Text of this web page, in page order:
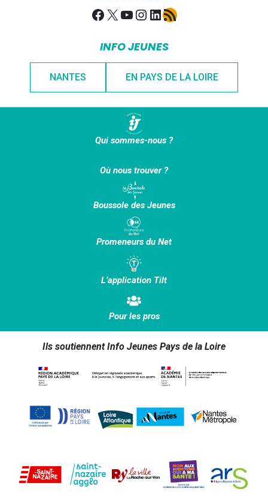
Facebook
X YouTube
Instagram
LinkedIn
Flux RSS
INFO JEUNES
NANTES EN PAYS DE LA LOIRE
Qui sommes-nous ?
Où nous trouver ?
Boussole des Jeunes
Promeneurs du Net
L’application Tilt
Pour les pros
Ils soutiennent Info Jeunes Pays de la Loire